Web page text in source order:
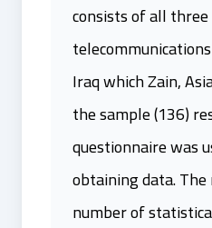
consists of all three
Iraq which Zain,
the sample (136)
questionnaire was
obtaining data.
number of